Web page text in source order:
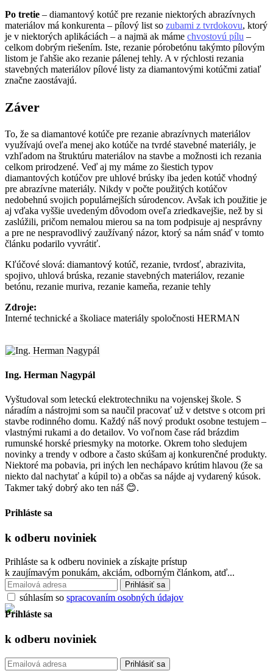
Po tretie – diamantový kotúč pre rezanie niektorých abrazívnych
materiálov má konkurenta – pílový list so zubami z tvrdokovu, ktorý
je v niektorých aplikáciách – a najmä ak máme chvostovú pílu –
celkom dobrým riešením. Iste, rezanie pórobetónu takýmto pílovým
listom je ľahšie ako rezanie pálenej tehly. A v rýchlosti rezania
stavebných materiálov pílové listy za diamantovými kotúčmi zatiaľ
značne zaostávajú.
Záver
To, že sa diamantové kotúče pre rezanie abrazívnych materiálov
využívajú oveľa menej ako kotúče na tvrdé stavebné materiály, je
vzhľadom na štruktúru materiálov na stavbe a možnosti ich rezania
celkom prirodzené. Veď aj my máme zo šiestich typov
diamantových kotúčov pre uhlové brúsky iba jeden kotúč vhodný
pre abrazívne materiály. Nikdy v počte použitých kotúčov
nedobehnú svojich populárnejších súrodencov. Avšak ich použitie je
aj vďaka vyššie uvedeným dôvodom oveľa zriedkavejšie, než by si
zaslúžili, pričom nemalou mierou sa na tom podpisuje aj nesprávny
a pre ne nespravodlivý zaužívaný názor, ktorý sa nám snáď v tomto
článku podarilo vyvrátiť.
Kľúčové slová: diamantový kotúč, rezanie, tvrdosť, abrazivita,
spojivo, uhlová brúska, rezanie stavebných materiálov, rezanie
betónu, rezanie muriva, rezanie kameňa, rezanie tehly
Zdroje:
Interné technické a školiace materiály spoločnosti HERMAN
Ing. Herman Nagypál
Vyštudoval som leteckú elektrotechniku na vojenskej škole. S
náradím a nástrojmi som sa naučil pracovať už v detstve s otcom pri
stavbe rodinného domu. Každý náš nový produkt osobne testujem –
vlastnými rukami a do detailov. Vo voľnom čase rád brázdim
rumunské horské priesmyky na motorke. Okrem toho sledujem
novinky a trendy v odbore a často skúšam aj konkurenčné produkty.
Niektoré ma pobavia, pri iných len nechápavo krútim hlavou (že sa
niekto dal nachytať a kúpil to) a občas sa nájde aj vydarený kúsok.
Takmer taký dobrý ako ten náš 😊.
Prihláste sa
k odberu noviniek
Prihláste sa k odberu noviniek a získajte prístup
k zaujímavým ponukám, akciám, odborným článkom, atď...
súhlasím so spracovaním osobných údajov
Prihláste sa
k odberu noviniek